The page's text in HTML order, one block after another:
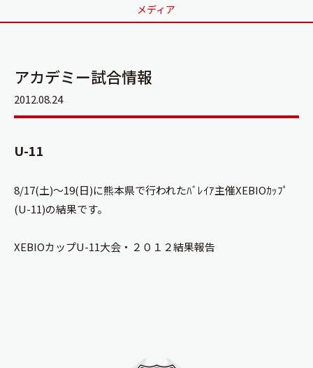
メディア
アカデミー試合情報
2012.08.24
U-11
8/17(土)～19(日)に熊本県で行われたﾊﾞﾚｲｱ主催XEBIOｶｯﾌﾟ
(U-11)の結果です。
XEBIOカップU-11大会・２０１２結果報告